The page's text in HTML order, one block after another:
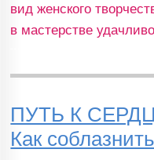
вид женского
в мастерстве
ПУТЬ К
Как